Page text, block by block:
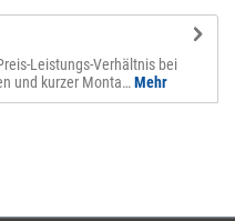
Leistungs-Verhältnis bei
und kurzer Monta… Mehr